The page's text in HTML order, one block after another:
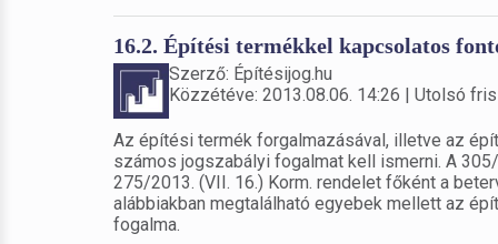
16.2. Építési termékkel kapcsolatos
Szerző: Építésijog.hu
Közzétéve: 2013.08.06. 14:26 | Utolsó
Az építési termék forgalmazásával, illetve az
számos jogszabályi fogalmat kell ismerni. A
275/2013. (VII. 16.) Korm. rendelet főként a
alábbiakban megtalálható egyebek mellett az
fogalma.